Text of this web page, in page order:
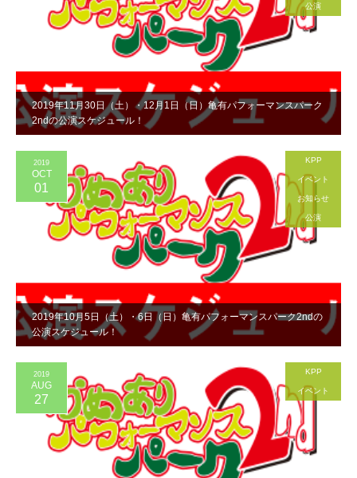
2019年11月30日（土）・12月1日（日）亀有パフォーマンスパーク
2ndの公演スケジュール！
公演
2019年10月5日（土）・6日（日）亀有パフォーマンスパーク2ndの
公演スケジュール！
2019
OCT
01
KPP
イベント
お知らせ
公演
2019
AUG
27
KPP
イベント